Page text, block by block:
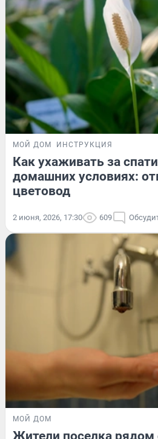
МОЙ ДОМ ИНСТРУКЦИЯ
Как ухаживать за
домашних условиях:
цветовод
2 июня, 2026, 17:30 609
МОЙ ДОМ
Жители поселка рядом